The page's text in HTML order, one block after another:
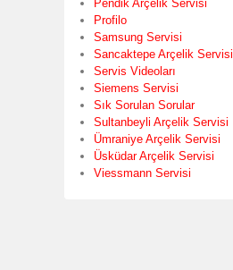
Pendik Arçelik Servisi
Profilo
Samsung Servisi
Sancaktepe Arçelik Servisi
Servis Videoları
Siemens Servisi
Sık Sorulan Sorular
Sultanbeyli Arçelik Servisi
Ümraniye Arçelik Servisi
Üsküdar Arçelik Servisi
Viessmann Servisi